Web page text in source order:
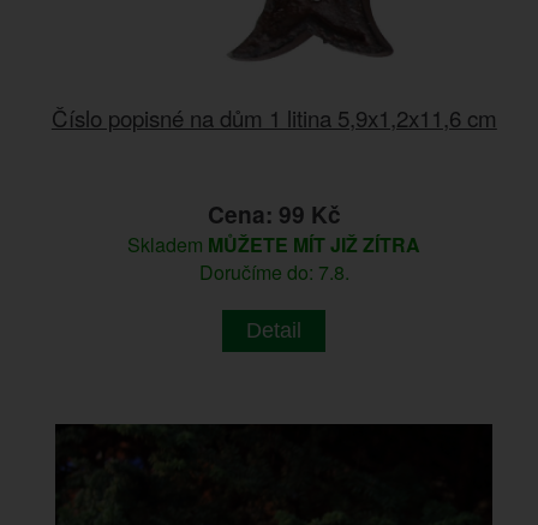
Číslo popisné na dům 1 litina 5,9x1,2x11,6 cm
Cena: 99 Kč
Skladem MŮŽETE MÍT JIŽ ZÍTRA
Doručíme do: 7.8.
Detail